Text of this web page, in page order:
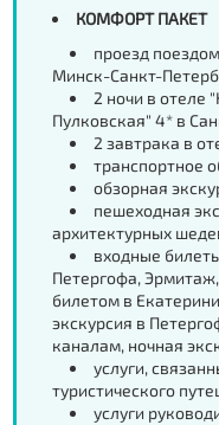
КОМФОРТ ПАКЕТ
проезд
Минск-Санкт-
2 ночи в отеле
Пулковская" 4* в
2 завтрака в
транспортное
обзорная
пешеходная
архитектурных
входные
Петергофа,
билетом в
экскурсия в
каналам, ночная
услуги,
туристического
услуги